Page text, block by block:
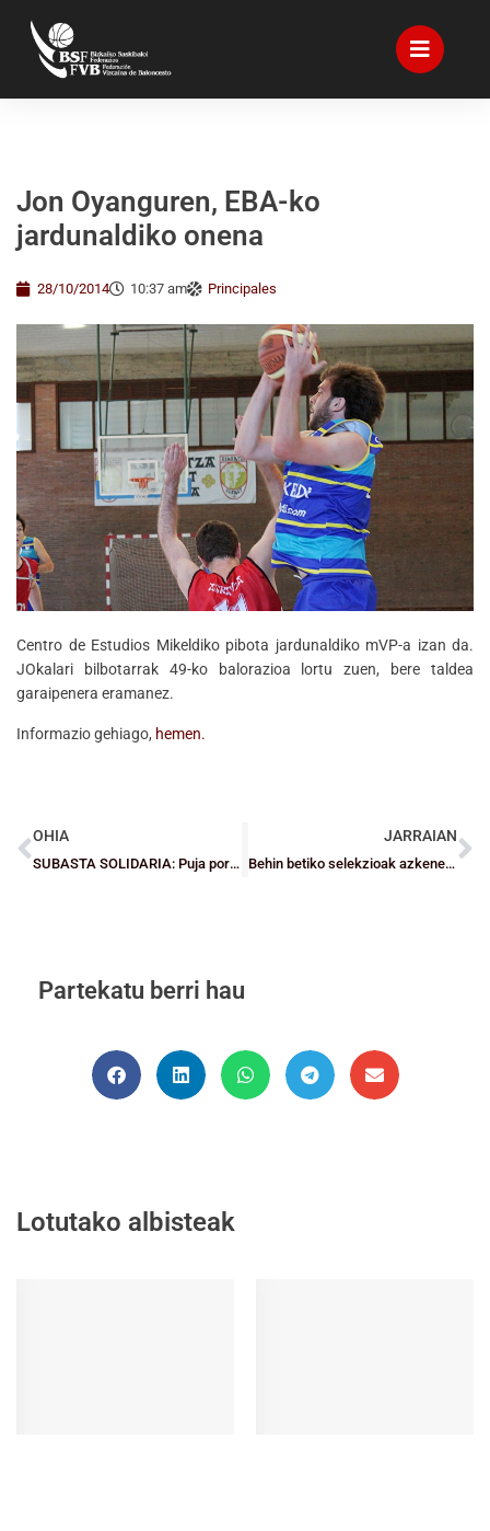
Jon Oyanguren, EBA-ko
jardunaldiko onena
28/10/2014 10:37 am Principales
Centro de Estudios Mikeldiko pibota jardunaldiko mVP-a izan da.
JOkalari bilbotarrak 49-ko balorazioa lortu zuen, bere taldea
garaipenera eramanez.
Informazio gehiago, hemen.
OHIA
SUBASTA SOLIDARIA: Puja por las zapatillas de los Campeones del Mundo
JARRAIAN
Behin betiko selekzioak azkeneko entrenamendurako prest
Partekatu berri hau
Lotutako albisteak